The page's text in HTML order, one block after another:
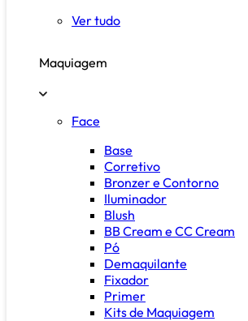
Ver tudo
Maquiagem
Face
Base
Corretivo
Bronzer e Contorno
Iluminador
Blush
BB Cream e CC Cream
Pó
Demaquilante
Fixador
Primer
Kits de Maquiagem